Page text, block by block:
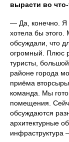
вырасти во
— Да, конечно. Я
хотела бы этого.
обсуждали, что
огромный. Плюс
туристы,
районе города
приёма
команда. Мы
помещения.
обсуждаются
архитектурные
инфраструктура